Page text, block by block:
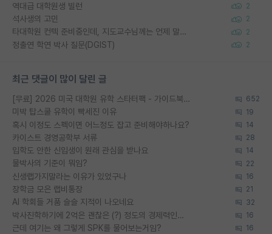
역대급 대학원생 빌런 2
석사생의 고민 2
타대학원 컨텍 준비중인데, 지도교수님께는 언제 말씀드려야 할까요? 2
정출연 학연 박사 질문(DGIST) 2
최근 댓글이 많이 달린 글
[무료] 2026 미국 대학원 유학 스타터팩 - 가이드북 & 합격자 컨택메일 템플릿 652
미박 탑스쿨 유학이 빡세진 이유 19
혹시 이정도 스펙이면 어느정도 잡고 준비해야하나요? 14
카이스트 경영공학부 서류 28
입학도 안한 신입생이 원래 관심을 받나요 14
물박사의 기준이 뭐임? 22
신생랩가지말라는 이유가 있었구나 16
장학금 모은 랩비통장 21
AI 학회들 거품 슬슬 지적이 나오네요 32
박사진학하기에 2억은 괜찮은 (?) 정도의 경제력인가요 16
근데 여기는 왜 그렇게 SPK를 물어보는거임? 16